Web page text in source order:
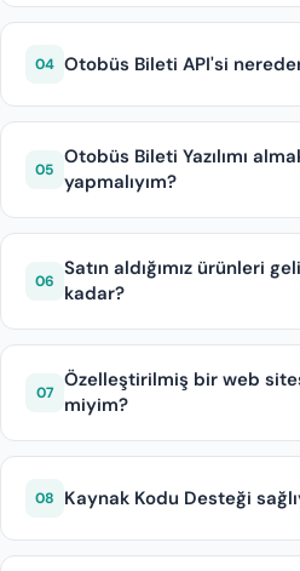
güncelliyoruz.
Otobüs bileti satmak için
04 Otobüs Bileti API'si
Entegrasyonlarını
sağlayıcılarından API
05
Otobüs Bileti Yazılımı
yapmalıyım?
Diji.tech satış
Fiyat Teklifi alabilirsiniz.
06
Satın aldığımız ürünleri
kadar?
Analiz, Raporlama,
aşamalarından oluşan
ay sonunda teslim edilecek
07
Özelleştirilmiş bir web
miyim?
Evet, analiz aşamasında
Özelleştirilmiş Web
desteği sunuyoruz.
08 Kaynak Kodu Desteği
Evet, ürünlerimiz